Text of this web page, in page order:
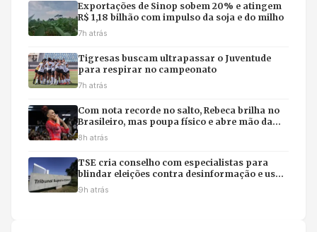
Exportações de Sinop sobem 20% e atingem
R$ 1,18 bilhão com impulso da soja e do milho
7h atrás
Tigresas buscam ultrapassar o Juventude
para respirar no campeonato
7h atrás
Com nota recorde no salto, Rebeca brilha no
Brasileiro, mas poupa físico e abre mão da
final individual
8h atrás
TSE cria conselho com especialistas para
blindar eleições contra desinformação e uso
ilícito de IA
9h atrás